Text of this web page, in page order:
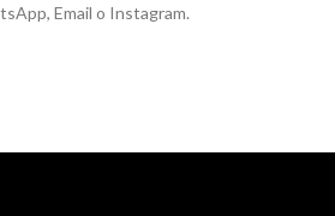
Email o Instagram.